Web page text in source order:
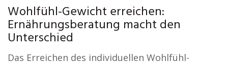
Wohlfühl-Gewicht erreichen:
Ernährungsberatung macht den
Unterschied
Das Erreichen des individuellen Wohlfühl-